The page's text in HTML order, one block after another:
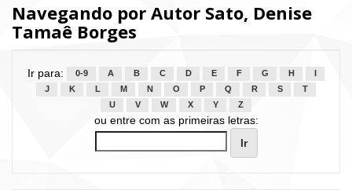
Navegando por Autor Sato, Denise
Tamaê Borges
Ir para: 0-9 A B C D E F G H
J
K L M N O P Q R S
T
U
V W X Y Z
ou entre com as primeiras letras: